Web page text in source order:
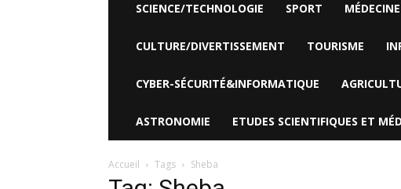
SCIENCE/TECHNOLOGIE SPORT MÉDECINE
CULTURE/DIVERTISSEMENT TOURISME
CYBER-SÉCURITÉ&INFORMATIQUE
ASTRONOMIE ETUDES SCIENTIFIQUES ET
Accueil Tags Sheba